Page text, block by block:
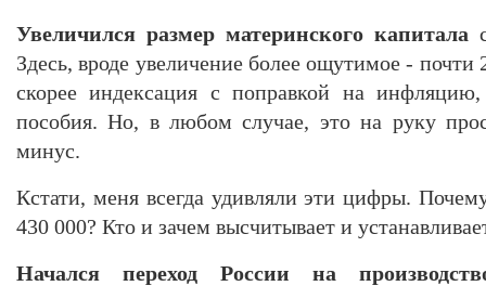
Увеличился размер материнского капитала
Здесь, вроде увеличение более ощутимое - почти
скорее индексация с поправкой на
пособия. Но, в любом случае, это на руку
минус.
Кстати, меня всегда удивляли эти цифры.
430 000? Кто и зачем высчитывает и
Начался переход России на